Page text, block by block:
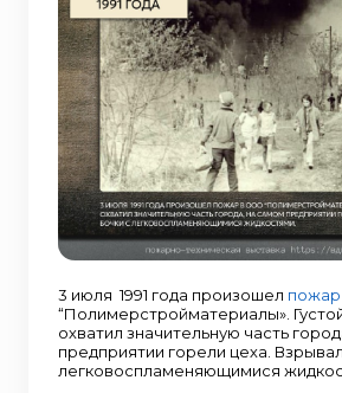
3 июля 1991 года произошел пожар
“Полимерстройматериалы».
охватил значительную часть
предприятии горели цеха.
легковоспламеняющимися